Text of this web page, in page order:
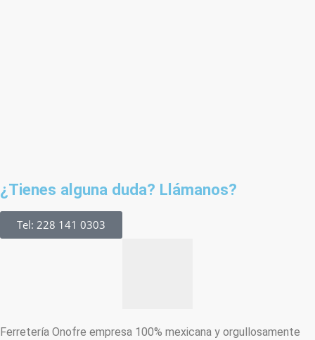
¿Tienes alguna duda? Llámanos?
Tel: 228 141 0303
Ferretería Onofre empresa 100% mexicana y orgullosamente